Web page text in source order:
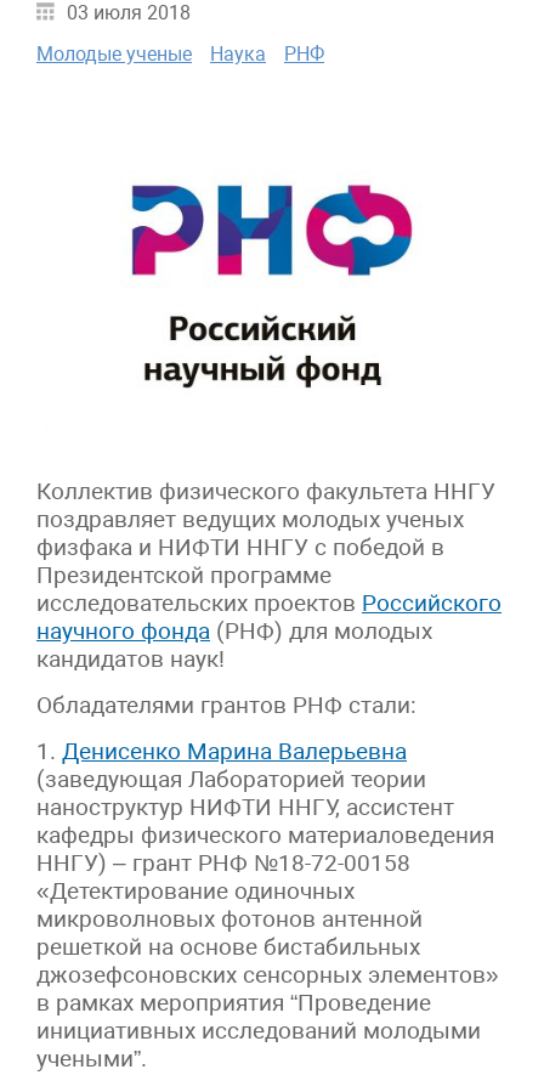
03 июля 2018
Молодые ученые
Наука РНФ
Коллектив физического факультета ННГУ
поздравляет ведущих молодых ученых
физфака и НИФТИ ННГУ с победой в
Президентской программе
исследовательских проектов Российского
научного фонда (РНФ) для молодых
кандидатов наук!
Обладателями грантов РНФ стали:
1. Денисенко Марина Валерьевна
(заведующая Лабораторией теории
наноструктур НИФТИ ННГУ, ассистент
кафедры физического материаловедения
ННГУ) – грант РНФ №18-72-00158
«Детектирование одиночных
микроволновых фотонов антенной
решеткой на основе бистабильных
джозефсоновских сенсорных элементов»
в рамках мероприятия “Проведение
инициативных исследований молодыми
учеными”.